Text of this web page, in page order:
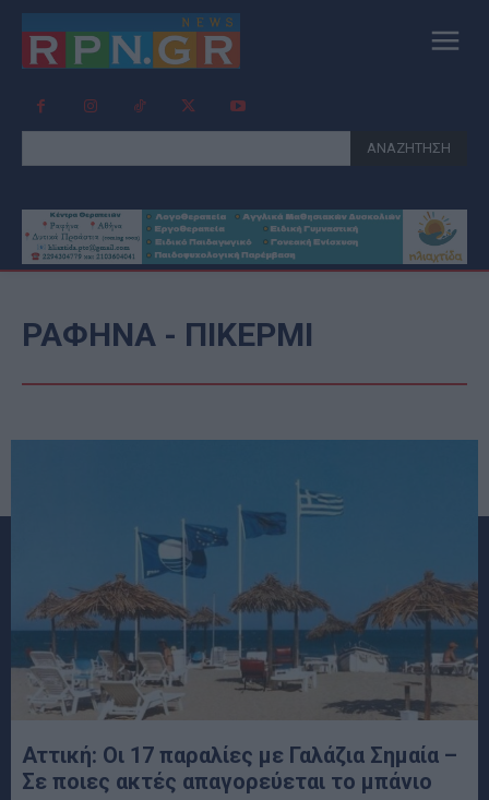
ΑΝΑΖΗΤΗΣΗ
ΡΑΦΗΝΑ - ΠΙΚΕΡΜΙ
Αττική: Οι 17 παραλίες με Γαλάζια Σημαία –
Σε ποιες ακτές απαγορεύεται το μπάνιο